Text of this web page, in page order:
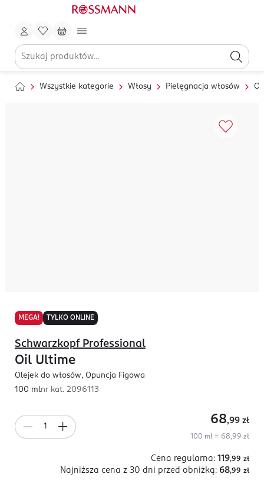
Wszystkie kategorie Włosy Pielęgnacja włosów
MEGA! TYLKO ONLINE
Schwarzkopf Professional
Oil Ultime
Olejek do włosów, Opuncja Figowa
100 mlnr kat. 2096113
68,99 zł
100 ml = 68,99 zł
Cena regularna: 119,99 zł
Najniższa cena z 30 dni przed obniżką: 68,99 zł